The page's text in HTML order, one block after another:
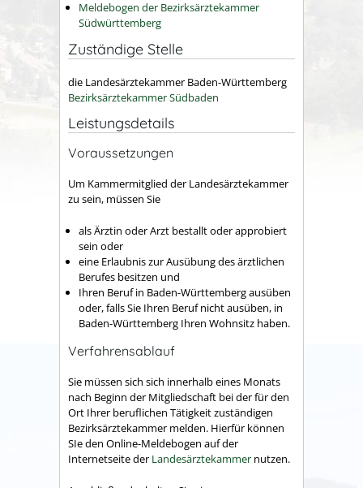
Meldebogen der Bezirksärztekammer
Südwürttemberg
Zuständige Stelle
die Landesärztekammer Baden-Württemberg
Bezirksärztekammer Südbaden
Leistungsdetails
Voraussetzungen
Um Kammermitglied der Landesärztekammer
zu sein, müssen Sie
als Ärztin oder Arzt bestallt oder approbiert
sein oder
eine Erlaubnis zur Ausübung des ärztlichen
Berufes besitzen und
Ihren Beruf in Baden-Württemberg ausüben
oder, falls Sie Ihren Beruf nicht ausüben, in
Baden-Württemberg Ihren Wohnsitz haben.
Verfahrensablauf
Sie müssen sich sich innerhalb eines Monats
nach Beginn der Mitgliedschaft bei der für den
Ort Ihrer beruflichen Tätigkeit zuständigen
Bezirksärztekammer melden. Hierfür können
SIe den Online-Meldebogen auf der
Internetseite der Landesärztekammer nutzen.